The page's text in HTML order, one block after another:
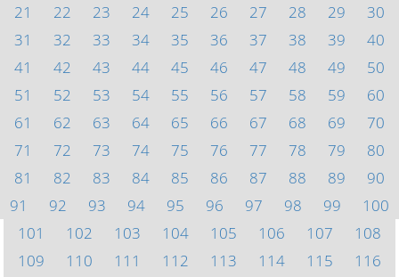
21
22 23 24 25 26 27 28 29
30
31
32 33 34 35 36 37 38 39
40
41
42 43 44 45 46 47 48 49
50
51
52 53 54 55 56 57 58 59
60
61
62 63 64 65 66 67 68 69
70
71
72 73 74 75 76 77 78 79
80
81
82 83 84 85 86 87 88 89
90
91
92 93 94 95 96 97 98 99
100
101
102 103 104 105 106 107
108
109
110 111 112 113 114 115
116